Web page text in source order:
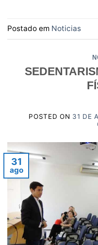
Postado em Noticias
POSTED ON 31 DE
31
ago